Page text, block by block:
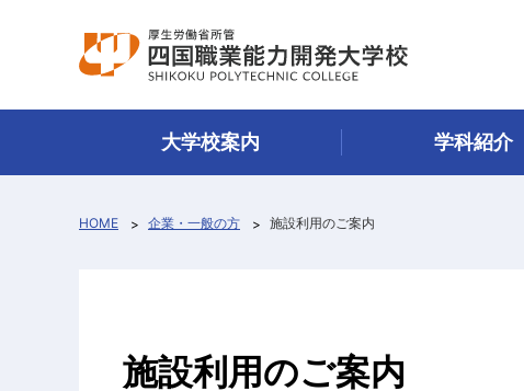
大学校案内 学科紹介
HOME 企業・一般の方 施設利用のご案内
施設利用のご案内